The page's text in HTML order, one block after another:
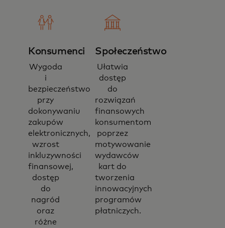
Konsumenci
Wygoda
i
bezpieczeństwo
przy
dokonywaniu
zakupów
elektronicznych,
wzrost
inkluzywności
finansowej,
dostęp
do
nagród
oraz
różne
Społeczeństwo
Ułatwia
dostęp
do
rozwiązań
finansowych
konsumentom
poprzez
motywowanie
wydawców
kart do
tworzenia
innowacyjnych
programów
płatniczych.